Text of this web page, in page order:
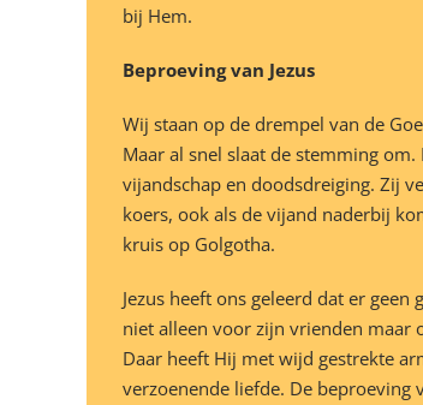
bij Hem.
Beproeving van Jezus
Wij staan op de drempel van de
Maar al snel slaat de stemming
vijandschap en doodsdreiging. Zij
koers, ook als de vijand naderbij
kruis op Golgotha.
Jezus heeft ons geleerd dat er
niet alleen voor zijn vrienden maar
Daar heeft Hij met wijd gestrekte
verzoenende liefde. De beproeving